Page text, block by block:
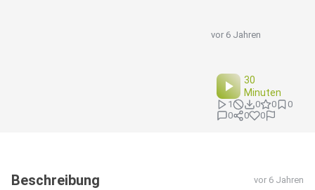
vor 6 Jahren
30
Minuten
1 0 0
0
0
0 0
Beschreibung vor 6 Jahren